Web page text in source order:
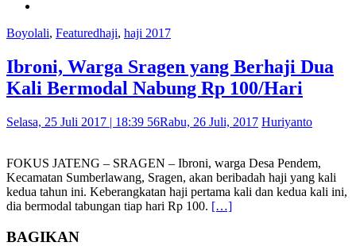
Boyolali, Featuredhaji, haji 2017
Ibroni, Warga Sragen yang Berhaji Dua
Kali Bermodal Nabung Rp 100/Hari
Selasa, 25 Juli 2017 | 18:39 56Rabu, 26 Juli, 2017 Huriyanto
FOKUS JATENG – SRAGEN – Ibroni, warga Desa Pendem,
Kecamatan Sumberlawang, Sragen, akan beribadah haji yang kali
kedua tahun ini. Keberangkatan haji pertama kali dan kedua kali ini,
dia bermodal tabungan tiap hari Rp 100. […]
BAGIKAN